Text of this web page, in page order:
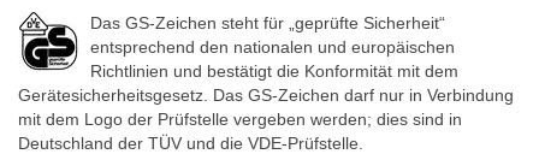
Das GS-Zeichen steht für „geprüfte Sicherheit“
entsprechend den nationalen und europäischen
Richtlinien und bestätigt die Konformität mit dem
Gerätesicherheitsgesetz. Das GS-Zeichen darf nur in Verbindung
mit dem Logo der Prüfstelle vergeben werden; dies sind in
Deutschland der TÜV und die VDE-Prüfstelle.